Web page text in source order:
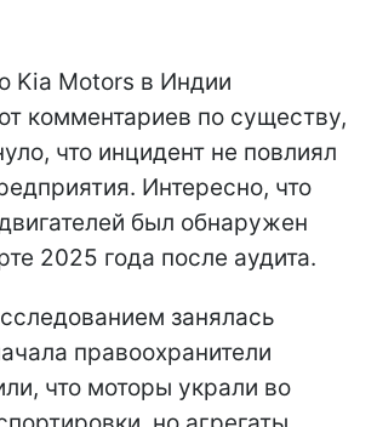
Kia Motors в Индии
комментариев по существу,
что инцидент не повлиял
Интересно, что
был обнаружен
2025 года после аудита.
занялась
правоохранители
что моторы украли во